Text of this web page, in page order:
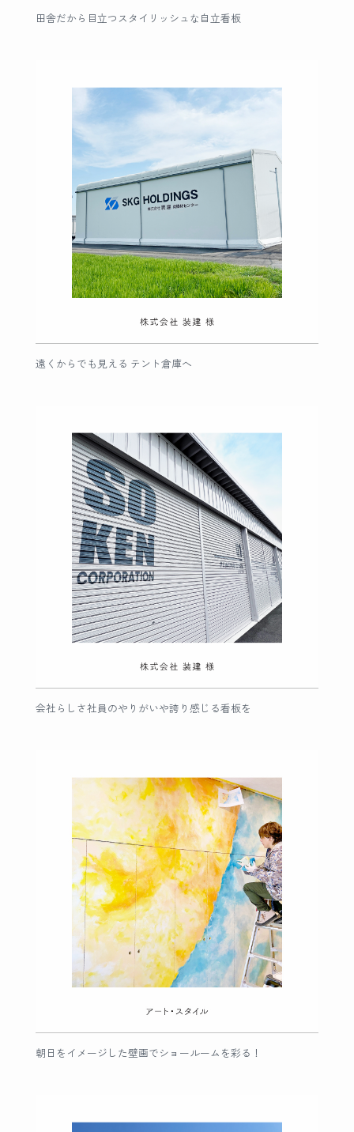
田舎だから目立つスタイリッシュな自立看板
遠くからでも見える テント倉庫へ
会社らしさ社員のやりがいや誇り感じる看板を
朝日をイメージした壁画でショールームを彩る！